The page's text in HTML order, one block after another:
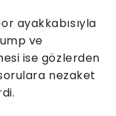
ayakkabısıyla
ve
ise gözlerden
nezaket